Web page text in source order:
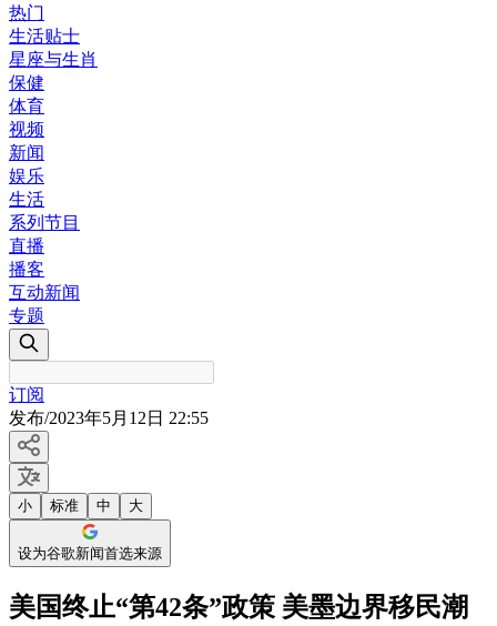
热门
生活贴士
星座与生肖
保健
体育
视频
新闻
娱乐
生活
系列节目
直播
播客
互动新闻
专题
订阅
发布/2023年5月12日 22:55
小 标准 中 大
设为谷歌新闻首选来源
美国终止“第42条”政策 美墨边界移民潮